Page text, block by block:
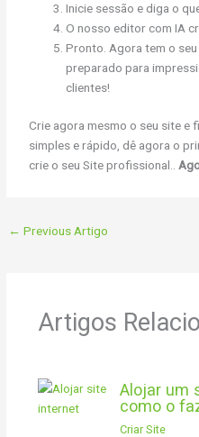
Inicie sessão e diga o
O nosso editor com IA
Pronto. Agora tem o
preparado para
clientes!
Crie agora mesmo o seu site e
simples e rápido, dê agora o
crie o seu Site profissional..
← Previous Artigo
Artigos
Alojar um
como o
Criar Site